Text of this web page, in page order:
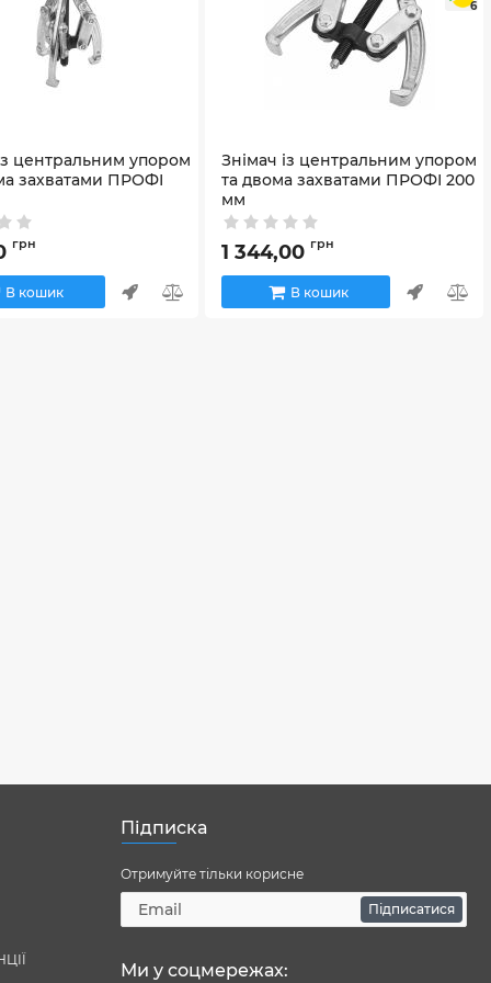
центральним упором
захватами ПРОФІ
грн
В кошик
6
Знімач із центральним упором
та двома захватами ПРОФІ 200
мм
Артикул:42_65023
1 344,00 грн
В кошик
Підписка
Отримуйте тільки корисне
Підписатися
Ми у соцмережах: